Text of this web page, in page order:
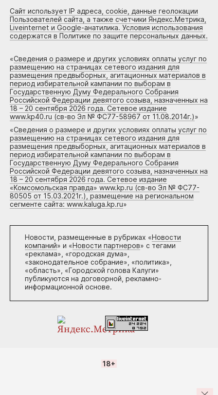
Сайт использует IP адреса, cookie, данные геолокации
Пользователей сайта, а также счетчики Яндекс.Метрика,
Liveinternet и Google-анатилика. Условия использования
содержатся в Политике по защите персональных данных.
«Сведения о размере и других условиях оплаты услуг по
размещению на страницах сетевого издания для
размещения предвыборных, агитационных материалов в
период избирательной кампании по выборам в
Государственную Думу Федерального Собрания
Российской Федерации девятого созыва, назначенных на
18 – 20 сентября 2026 года. Сетевое издание
www.kp40.ru (св-во Эл № ФС77-58967 от 11.08.2014г.)»
«Сведения о размере и других условиях оплаты услуг по
размещению на страницах сетевого издания для
размещения предвыборных, агитационных материалов в
период избирательной кампании по выборам в
Государственную Думу Федерального Собрания
Российской Федерации девятого созыва, назначенных на
18 – 20 сентября 2026 года. Сетевое издание
«Комсомольская правда» www.kp.ru (св-во Эл № ФС77-
80505 от 15.03.2021г.), размещение на региональном
сегменте сайта: www.kaluga.kp.ru»
Новости, размещенные в рубриках «Новости
компаний» и «Новости партнеров» с тегами
«реклама», «городская дума»,
«законодательное собрание», «политика»,
«область», «Городской голова Калуги»
публикуются на договорной, рекламно-
информационной основе.
18+